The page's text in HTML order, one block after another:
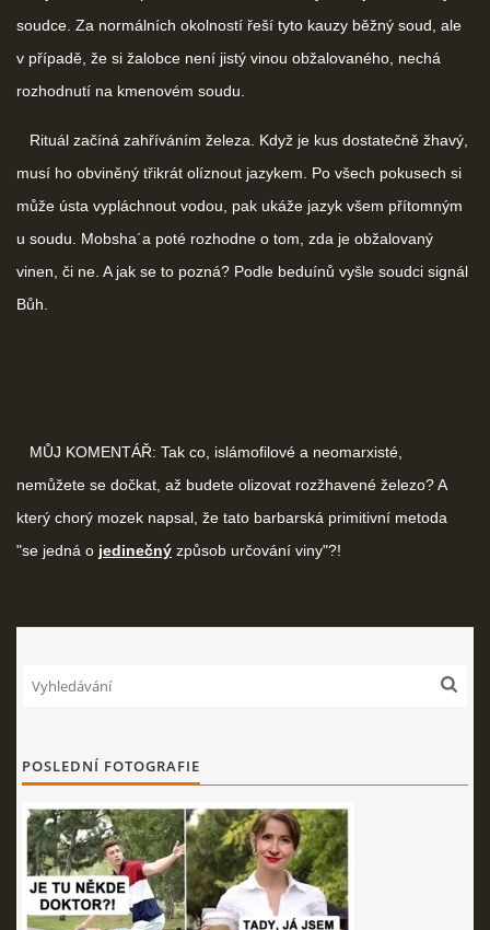
soudce. Za normálních okolností řeší tyto kauzy běžný soud, ale
v případě, že si žalobce není jistý vinou obžalovaného, nechá
rozhodnutí na kmenovém soudu.
Rituál začíná zahříváním železa. Když je kus dostatečně žhavý,
musí ho obviněný třikrát olíznout jazykem. Po všech pokusech si
může ústa vypláchnout vodou, pak ukáže jazyk všem přítomným
u soudu. Mobsha´a poté rozhodne o tom, zda je obžalovaný
vinen, či ne. A jak se to pozná? Podle beduínů vyšle soudci signál
Bůh.
MŮJ KOMENTÁŘ: Tak co, islámofilové a neomarxisté,
nemůžete se dočkat, až budete olizovat rozžhavené železo? A
který chorý mozek napsal, že tato barbarská primitivní metoda
"se jedná o jedinečný způsob určování viny"?!
POSLEDNÍ FOTOGRAFIE